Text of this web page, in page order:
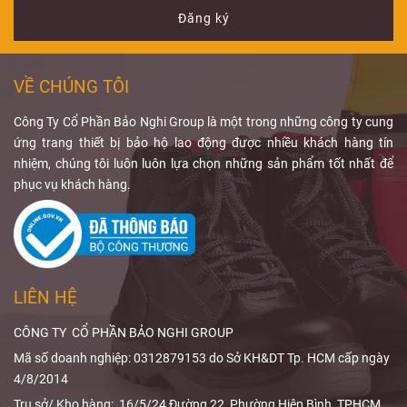
chọn thiết bị
phù hợp.
những lưu ý khi
sử dụng PPE
chống bức xạ
tay
quang, phòng
can thiệp và
khu vực có máy
C-arm. Để đạt
phù hợp, người
dùng cần quan
tâm đếntạp dề
chì chống tia
, độ tương
đương chì,
phạm vi che
phủ và thiết kế
sản phẩm.
duy trì liều bức
xạ ở mức thấp
chất lượng
chẩn đoán.
Qua bài viết,
Bảo Nghi
Safety
sẽ giúp
bạn hiểu rõ
ALARA trong
X-quangvà
giảm liều
Đăng ký
VỀ CHÚNG TÔI
Công Ty Cổ Phần Bảo Nghi Group là một trong những công ty cung
ứng trang thiết bị bảo hộ lao động được nhiều khách hàng tín
nhiệm, chúng tôi luôn luôn lựa chọn những sản phẩm tốt nhất để
phục vụ khách hàng.
LIÊN HỆ
CÔNG TY CỔ PHẦN BẢO NGHI GROUP
Mã số doanh nghiệp: 0312879153 do Sở KH&DT Tp. HCM cấp ngày
4/8/2014